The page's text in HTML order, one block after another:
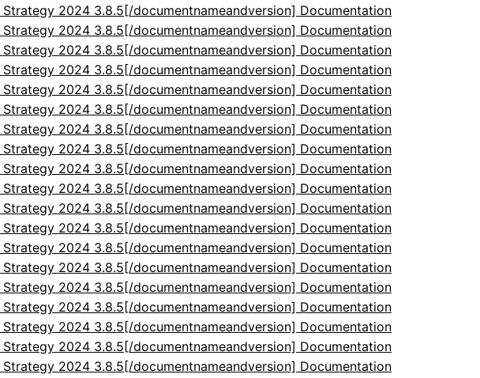
2024 3.8.5[/documentnameandversion] Documentation
2024 3.8.5[/documentnameandversion] Documentation
2024 3.8.5[/documentnameandversion] Documentation
2024 3.8.5[/documentnameandversion] Documentation
2024 3.8.5[/documentnameandversion] Documentation
2024 3.8.5[/documentnameandversion] Documentation
2024 3.8.5[/documentnameandversion] Documentation
2024 3.8.5[/documentnameandversion] Documentation
2024 3.8.5[/documentnameandversion] Documentation
2024 3.8.5[/documentnameandversion] Documentation
2024 3.8.5[/documentnameandversion] Documentation
2024 3.8.5[/documentnameandversion] Documentation
2024 3.8.5[/documentnameandversion] Documentation
2024 3.8.5[/documentnameandversion] Documentation
2024 3.8.5[/documentnameandversion] Documentation
2024 3.8.5[/documentnameandversion] Documentation
2024 3.8.5[/documentnameandversion] Documentation
2024 3.8.5[/documentnameandversion] Documentation
2024 3.8.5[/documentnameandversion] Documentation